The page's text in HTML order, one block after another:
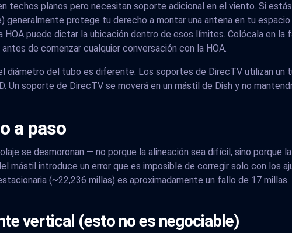
techos planos pero necesitan soporte adicional en el viento. Si estás
generalmente protege tu derecho a montar una antena en tu
puede dictar la ubicación dentro de esos límites. Colócala en la
de comenzar cualquier conversación con la HOA.
diámetro del tubo es diferente. Los soportes de DirecTV utilizan un
soporte de DirecTV se moverá en un mástil de Dish y no
a paso
se desmoronan — no porque la alineación sea difícil, sino porque
mástil introduce un error que es imposible de corregir solo con los
(~22,236 millas) es aproximadamente un fallo de 17 millas.
vertical (esto no es negociable)